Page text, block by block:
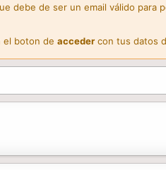
debe de ser un email válido para
el boton de accedercon tus datos